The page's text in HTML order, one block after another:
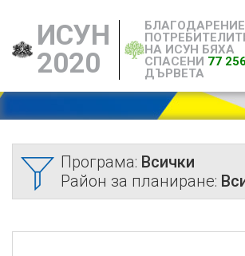
ИСУН
2020
НА ИСУН БЯХА
СПАСЕНИ 77 256
ДЪРВЕТА
Програма: Всички
Район за планиране: